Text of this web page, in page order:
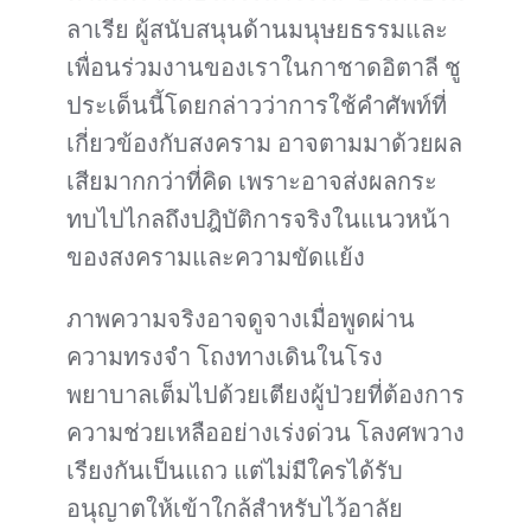
ลาเรีย ผู้สนับสนุนด้านมนุษยธรรมและ
เพื่อนร่วมงานของเราในกาชาดอิตาลี ชู
ประเด็นนี้โดยกล่าวว่าการใช้คำศัพท์ที่
เกี่ยวข้องกับสงคราม อาจตามมาด้วยผล
เสียมากกว่าที่คิด เพราะอาจส่งผลกระ
ทบไปไกลถึงปฎิบัติการจริงในแนวหน้า
ของสงครามและความขัดแย้ง
ภาพความจริงอาจดูจางเมื่อพูดผ่าน
ความทรงจำ โถงทางเดินในโรง
พยาบาลเต็มไปด้วยเตียงผู้ป่วยที่ต้องการ
ความช่วยเหลืออย่างเร่งด่วน โลงศพวาง
เรียงกันเป็นแถว แต่ไม่มีใครได้รับ
อนุญาตให้เข้าใกล้สำหรับไว้อาลัย